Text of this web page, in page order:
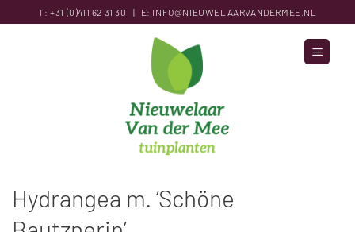
naar
T:+31 (0)411 62 31 30 | E: INFO@NIEUWELAARVANDERMEE.NL
Hydrangea m. ‘Schöne